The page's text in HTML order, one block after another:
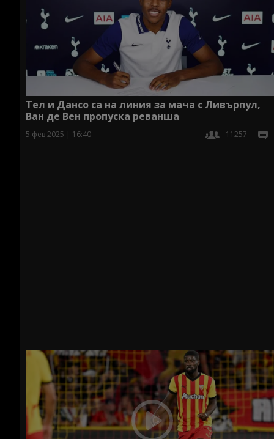
Тел и Дансо са на линия за мача с Ливърпул,
Ван де Вен пропуска реванша
5 фев 2025 | 16:40 11257